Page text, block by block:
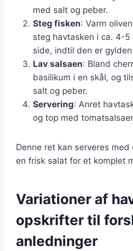
med salt og peber.
Steg fisken: Varm
steg havtasken i ca. 4-5
side, indtil den er
Lav salsaen: Bland
basilikum i en skål, og
salt og peber.
Servering: Anret
og top med
Denne ret kan serveres
en frisk salat for et komplet
Variationer af
opskrifter til
anledninger